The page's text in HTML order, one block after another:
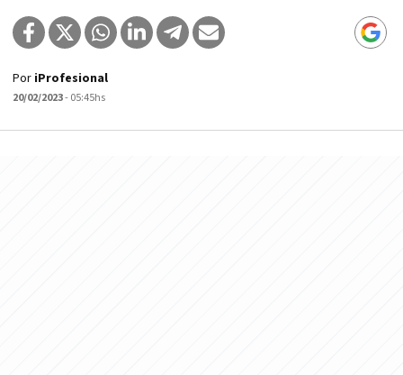
Por iProfesional
20/02/2023- 05:45hs